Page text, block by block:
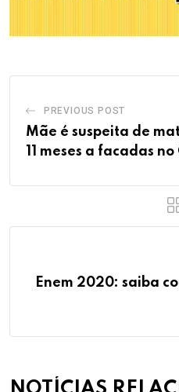
PREVIOUS POST
Mãe é suspeita de
11 meses a facadas
Enem 2020: saiba